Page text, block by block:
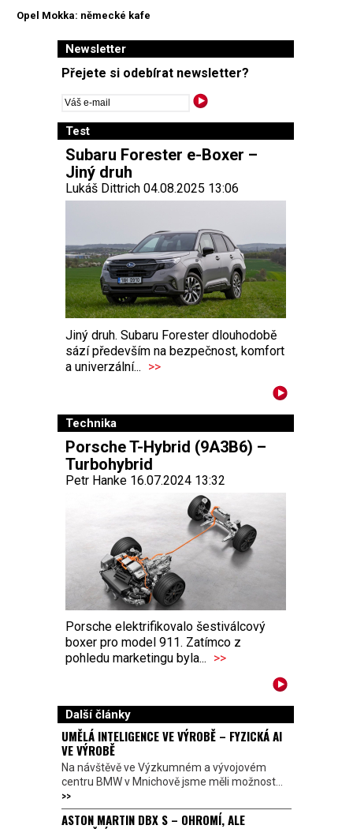
Opel Mokka: německé kafe
Newsletter
Přejete si odebírat newsletter?
Test
Subaru Forester e-Boxer –
Jiný druh
Lukáš Dittrich 04.08.2025 13:06
Jiný druh. Subaru Forester dlouhodobě
sází především na bezpečnost, komfort
a univerzální... >>
Technika
Porsche T-Hybrid (9A3B6) –
Turbohybrid
Petr Hanke 16.07.2024 13:32
Porsche elektrifikovalo šestiválcový
boxer pro model 911. Zatímco z
pohledu marketingu byla... >>
Další články
UMĚLÁ INTELIGENCE VE VÝROBĚ – FYZICKÁ AI
VE VÝROBĚ
Na návštěvě ve Výzkumném a vývojovém
centru BMW v Mnichově jsme měli možnost...
>>
ASTON MARTIN DBX S – OHROMÍ, ALE